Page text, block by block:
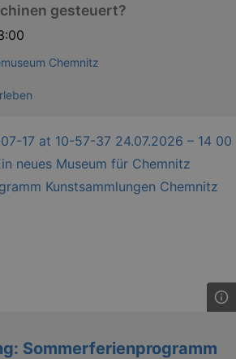
gesteuert?
Chemnitz
Sommerferienprogramm